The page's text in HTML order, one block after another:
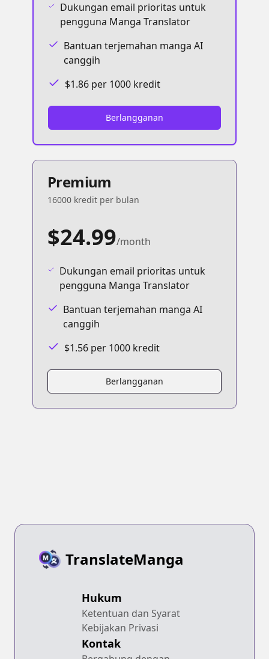
Dukungan email prioritas untuk
pengguna Manga Translator
Bantuan terjemahan manga AI
canggih
$1.86 per 1000 kredit
Berlangganan
Premium
16000 kredit per bulan
$24.99/month
Dukungan email prioritas untuk
pengguna Manga Translator
Bantuan terjemahan manga AI
canggih
$1.56 per 1000 kredit
Berlangganan
TranslateManga
Hukum
Ketentuan dan Syarat
Kebijakan Privasi
Kontak